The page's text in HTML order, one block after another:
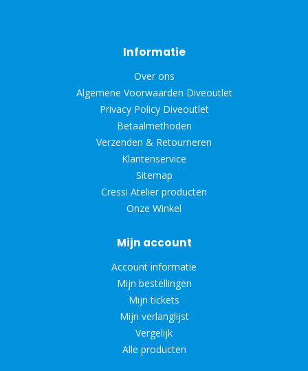
Informatie
Over ons
Algemene Voorwaarden Diveoutlet
Privacy Policy Diveoutlet
Betaalmethoden
Verzenden & Retourneren
Klantenservice
Sitemap
Cressi Atelier producten
Onze Winkel
Mijn account
Account informatie
Mijn bestellingen
Mijn tickets
Mijn verlanglijst
Vergelijk
Alle producten